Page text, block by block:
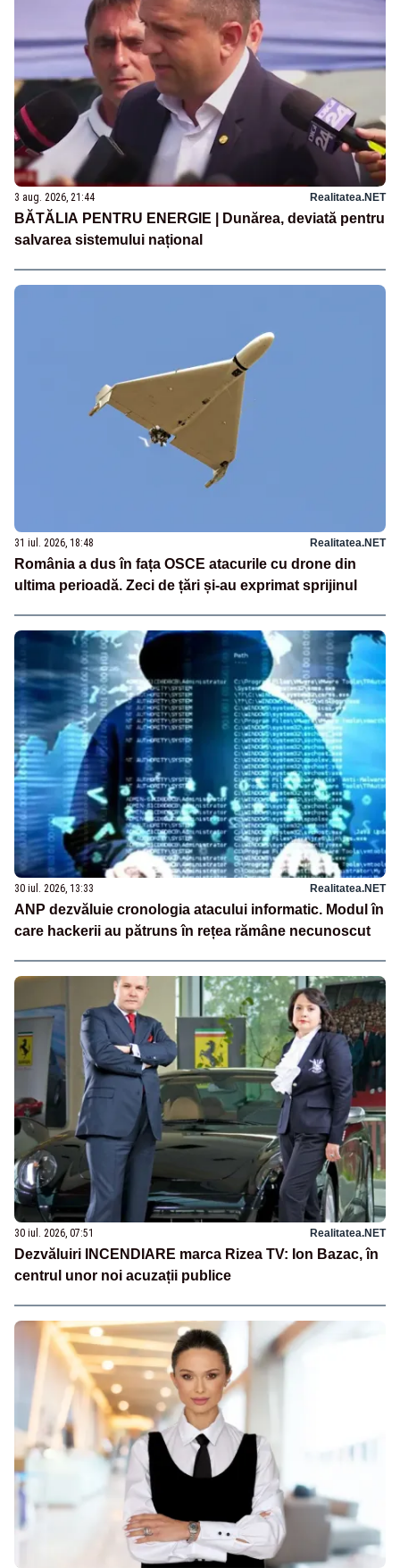
3 aug. 2026, 21:44 Realitatea.NET
BĂTĂLIA PENTRU ENERGIE | Dunărea, deviată pentru
salvarea sistemului național
31 iul. 2026, 18:48 Realitatea.NET
România a dus în fața OSCE atacurile cu drone din
ultima perioadă. Zeci de țări și-au exprimat sprijinul
30 iul. 2026, 13:33 Realitatea.NET
ANP dezvăluie cronologia atacului informatic. Modul în
care hackerii au pătruns în rețea rămâne necunoscut
30 iul. 2026, 07:51 Realitatea.NET
Dezvăluiri INCENDIARE marca Rizea TV: Ion Bazac, în
centrul unor noi acuzații publice